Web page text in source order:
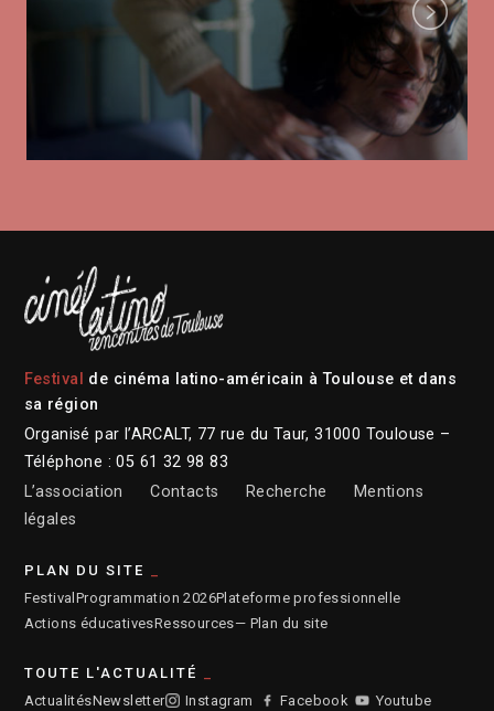
Next
Festival
de cinéma latino-américain à Toulouse et dans
sa région
Organisé par l’ARCALT, 77 rue du Taur, 31000 Toulouse –
Téléphone : 05 61 32 98 83
L’association
Contacts Recherche
Mentions
légales
PLAN DU SITE
Festival Programmation 2026Plateforme professionnelle
Actions éducativesRessources— Plan du site
TOUTE L'ACTUALITÉ
ActualitésNewsletter Instagram Facebook Youtube